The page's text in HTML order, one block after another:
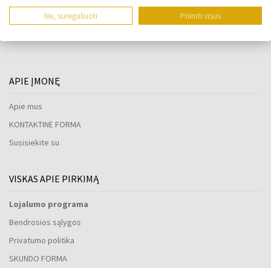
APIE ĮMONĘ
Apie mus
KONTAKTINĖ FORMA
Susisiekite su
VISKAS APIE PIRKIMĄ
Lojalumo programa
Bendrosios sąlygos
Privatumo politika
SKUNDO FORMA
Ne, sureguliuoti Priimti visus